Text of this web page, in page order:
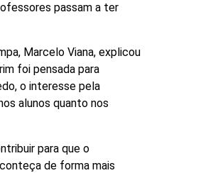
passam a ter
Marcelo Viana, explicou
foi pensada para
o interesse pela
alunos quanto nos
para que o
de forma mais